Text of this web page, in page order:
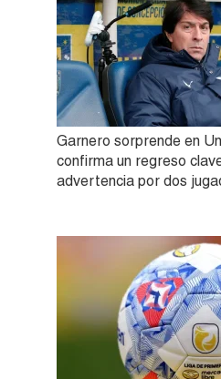
Garnero sorprende en
confirma un regreso
advertencia por dos